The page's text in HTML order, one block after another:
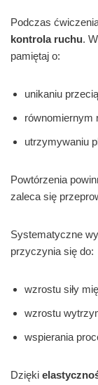
Podczas
kontrola ruchu.
pamiętaj o:
unikaniu
równomiernym
utrzymywaniu
Powtórzenia
zaleca się
Systematyczne
przyczynia się do:
wzrostu siły
wzrostu
wspierania
Dzięki